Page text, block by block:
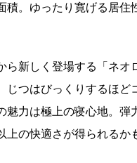
積。ゆったり寛げる居
新しく登場する「ネ
じつはびっくりするほ
力は極上の寝心地。弾
の快適さが得られるか